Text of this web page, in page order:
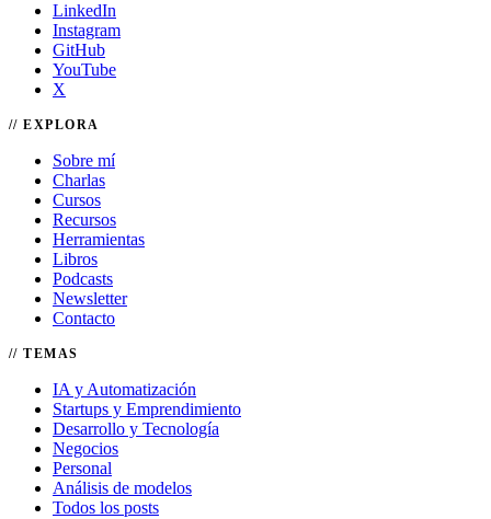
LinkedIn
Instagram
GitHub
YouTube
X
EXPLORA
Sobre mí
Charlas
Cursos
Recursos
Herramientas
Libros
Podcasts
Newsletter
Contacto
TEMAS
IA y Automatización
Startups y Emprendimiento
Desarrollo y Tecnología
Negocios
Personal
Análisis de modelos
Todos los posts